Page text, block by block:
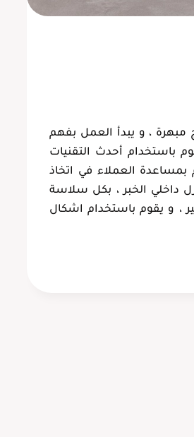
مبهرة ، و يبدأ العمل بفهم
باستخدام أحدث التقنيات
العملاء في اتخاذ
داخلي الخبر ، بكل سلاسة
، و يقوم باستخدام اشكال
الدمام، حي
الفردوس